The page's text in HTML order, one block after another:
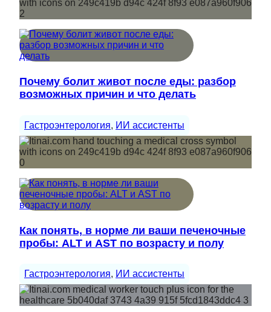
Почему болит живот после еды: разбор
возможных причин и что делать
Гастроэнтерология, ИИ ассистенты
Как понять, в норме ли ваши печеночные
пробы: ALT и AST по возрасту и полу
Гастроэнтерология, ИИ ассистенты